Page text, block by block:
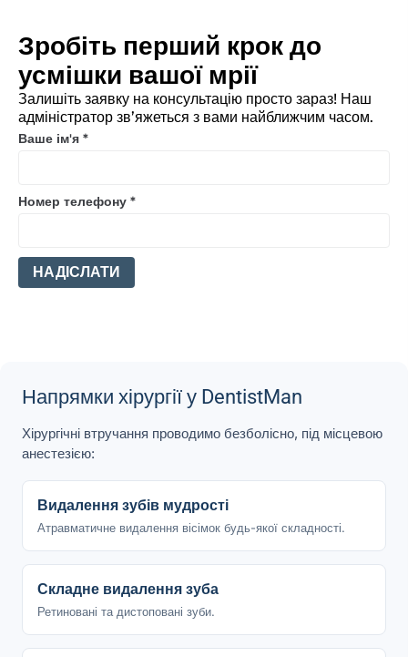
Зробіть перший крок до
усмішки вашої мрії
Залишіть заявку на консультацію просто зараз! Наш
адміністратор зв’яжеться з вами найближчим часом.
Ваше ім'я *
Номер телефону *
НАДІСЛАТИ
Напрямки хірургії у DentistMan
Хірургічні втручання проводимо безболісно, під місцевою
анестезією:
Видалення зубів мудрості
Атравматичне видалення вісімок будь-якої складності.
Складне видалення зуба
Ретиновані та дистоповані зуби.